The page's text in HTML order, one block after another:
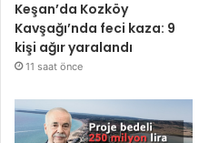
Keşan’da Kozköy
Kavşağı’nda feci kaza: 9
kişi ağır yaralandı
11 saat önce